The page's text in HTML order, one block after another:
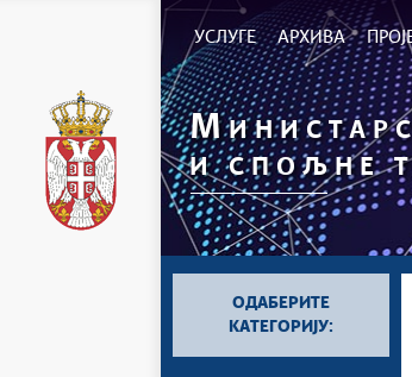
УСЛУГЕ АРХИВА
М
И СПОЉНЕ
ОДАБЕРИТЕ
КАТЕГОРИЈУ: